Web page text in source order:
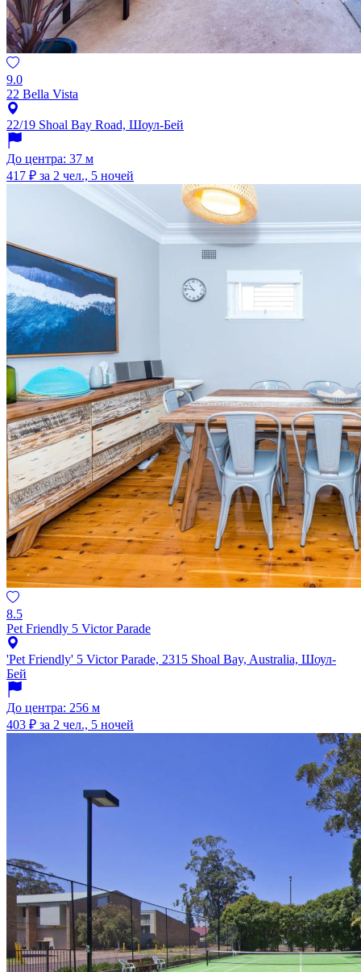
9.0
22 Bella Vista
22/19 Shoal Bay Road, Шоул-Бей
До центра: 37 м
417 ₽ за 2 чел., 5 ночей
8.5
Pet Friendly 5 Victor Parade
'Pet Friendly' 5 Victor Parade, 2315 Shoal Bay, Australia, Шоул-
Бей
До центра: 256 м
403 ₽ за 2 чел., 5 ночей